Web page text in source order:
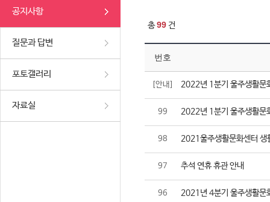
공지사항
질문과 답변
포토갤러리
자료실
총99 건
번호
[안내] 2022년 1분기 울주생활문
99 2022년 1분기 울주생활문
98 2021울주생활문화센터 생
97 추석 연휴 휴관 안내
96 2021년 4분기 울주생활문